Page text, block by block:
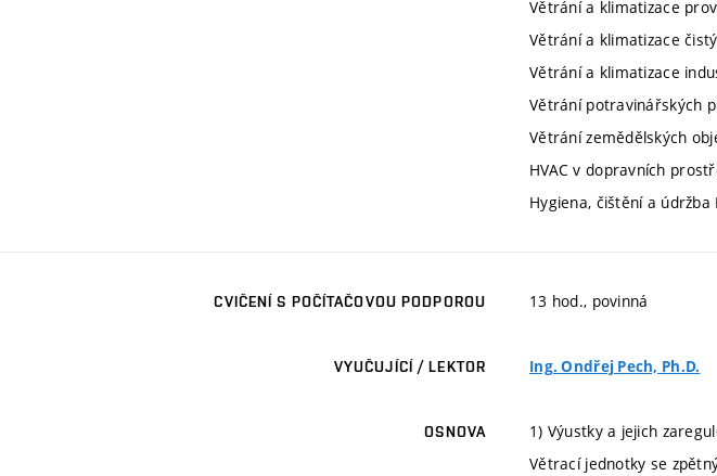
Větrání a klimatizace
Větrání a klimatizace
Větrání a klimatizace
Větrání potravinářských
Větrání zemědělských
HVAC v dopravních
Hygiena, čištění a údržba
CVIČENÍ S POČÍTAČOVOU PODPOROU 13 hod., povinná
VYUČUJÍCÍ / LEKTOR Ing. Ondřej Pech, Ph.D.
OSNOVA
1) Výustky a jejich
Větrací jednotky se